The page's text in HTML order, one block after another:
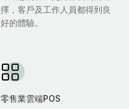
擇，客戶及工作人員都得到良
好的體驗。
零售業雲端POS